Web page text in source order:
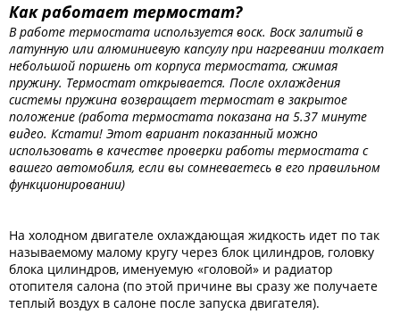
Как работает термостат?
В работе термостата используется воск. Воск залитый в
латунную или алюминиевую капсулу при нагревании толкает
небольшой поршень от корпуса термостата, сжимая
пружину. Термостат открывается. После охлаждения
системы пружина возвращает термостат в закрытое
положение (работа термостата показана на 5.37 минуте
видео. Кстати! Этот вариант показанный можно
использовать в качестве проверки работы термостата с
вашего автомобиля, если вы сомневаетесь в его правильном
функционировании)
На холодном двигателе охлаждающая жидкость идет по так
называемому малому кругу через блок цилиндров, головку
блока цилиндров, именуемую «головой» и радиатор
отопителя салона (по этой причине вы сразу же получаете
теплый воздух в салоне после запуска двигателя).